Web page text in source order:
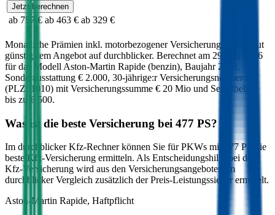
Jetzt berechnen
ab 757 € ab 463 € ab 329 €
Monatliche Prämien inkl. motorbezogener Versicherungssteuer laut
günstigstem Angebot auf durchblicker. Berechnet am 29. Juli 2026
für das Modell Aston-Martin Rapide (benzin), Baujahr2013 ,
Sonderausstattung € 2.000, 30-jährige:rVersicherungsnehmer:in
(PLZ:
1010) mit Versicherungssumme € 20 Mio und Selbstbehalt
bis zu
€ 500.
Was ist die beste Versicherung bei 477 PS?
Im durchblicker Kfz-Rechner können Sie für PKWs mit 477PS die
beste Kfz-Versicherung ermitteln. Als Entscheidungshilfe bei der
Kfz-Versicherung wird aus den Versicherungsangeboten im
durchblicker Vergleich zusätzlich der Preis-Leistungssieger ermittelt.
Aston-Martin Rapide, Haftpflicht